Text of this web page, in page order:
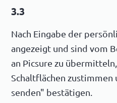
3.3
Nach Eingabe der
angezeigt und sind vom
an Picsure zu
Schaltflächen
senden" bestätigen.